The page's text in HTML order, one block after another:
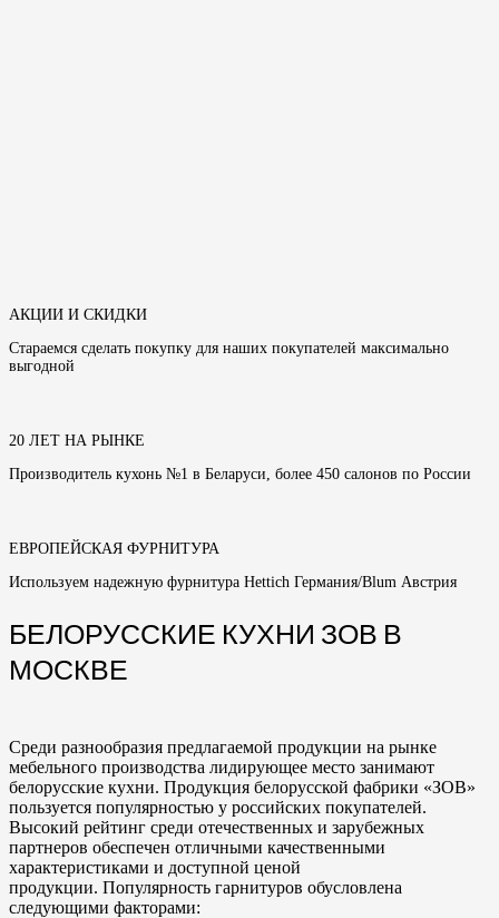
АКЦИИ И СКИДКИ
Стараемся сделать покупку для наших покупателей максимально
выгодной
20 ЛЕТ НА РЫНКЕ
Производитель кухонь №1 в Беларуси, более 450 салонов по России
ЕВРОПЕЙСКАЯ ФУРНИТУРА
Используем надежную фурнитура Hettich Германия/Blum Австрия
БЕЛОРУССКИЕ КУХНИ ЗОВ В
МОСКВЕ
Среди разнообразия предлагаемой продукции на рынке
мебельного производства лидирующее место занимают
белорусские кухни. Продукция белорусской фабрики «ЗОВ»
пользуется популярностью у российских покупателей.
Высокий рейтинг среди отечественных и зарубежных
партнеров обеспечен отличными качественными
характеристиками и доступной ценой
продукции. Популярность гарнитуров обусловлена
следующими факторами: